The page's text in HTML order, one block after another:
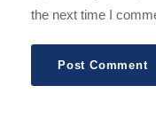
the next time I